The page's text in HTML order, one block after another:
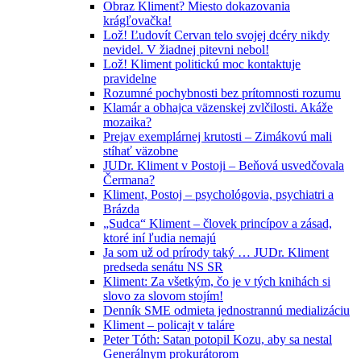
Obraz Kliment? Miesto dokazovania
krágľovačka!
Lož! Ľudovít Cervan telo svojej dcéry nikdy
nevidel. V žiadnej pitevni nebol!
Lož! Kliment politickú moc kontaktuje
pravidelne
Rozumné pochybnosti bez prítomnosti rozumu
Klamár a obhajca väzenskej zvlčilosti. Akáže
mozaika?
Prejav exemplárnej krutosti – Zimákovú mali
stíhať väzobne
JUDr. Kliment v Postoji – Beňová usvedčovala
Čermana?
Kliment, Postoj – psychológovia, psychiatri a
Brázda
„Sudca“ Kliment – človek princípov a zásad,
ktoré iní ľudia nemajú
Ja som už od prírody taký … JUDr. Kliment
predseda senátu NS SR
Kliment: Za všetkým, čo je v tých knihách si
slovo za slovom stojím!
Denník SME odmieta jednostrannú medializáciu
Kliment – policajt v taláre
Peter Tóth: Satan potopil Kozu, aby sa nestal
Generálnym prokurátorom